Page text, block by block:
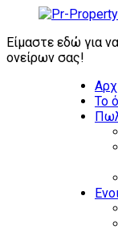
Είμαστε εδώ για
ονείρων σας!
Το
ΖΗΤΟΥΝΤΑΙ
ΑΜΕΣΑ:
ΕΠΕΝΔΥΤΙΚΑ
ΑΥΤΟΤΕΛΗ
ΑΞΙΟΛΟΓΑ
ΑΚΙΝΗΤΑ -
ΞΕΝΟΔΟΧΕΙΑ -
ΑΠΟΘΗΚΕΣ -
ΒΙΟΜΗΧΑΝΙΚΑ